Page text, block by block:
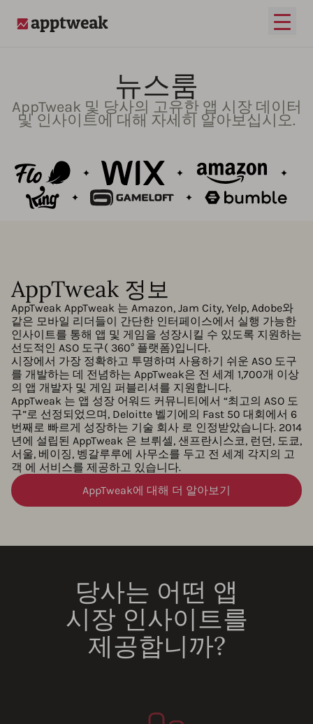
메인
뉴스룸
AppTweak 및 당사의 고유한 앱 시장 데이터
및 인사이트에 대해 자세히 알아보십시오.
AppTweak 정보
AppTweak AppTweak 는 Amazon, Jam City, Yelp, Adobe와
같은 모바일 리더들이 간단한 인터페이스에서 실행 가능한
인사이트를 통해 앱 및 게임을 성장시킬 수 있도록 지원하는
선도적인 ASO 도구( 360° 플랫폼)입니다.
시장에서 가장 정확하고 투명하며 사용하기 쉬운 ASO 도구
를 개발하는 데 전념하는 AppTweak은 전 세계 1,700개 이상
의 앱 개발자 및 게임 퍼블리셔를 지원합니다.
AppTweak 는 앱 성장 어워드 커뮤니티에서 “최고의 ASO 도
구”로 선정되었으며, Deloitte 벨기에의 Fast 50 대회에서 6
번째로 빠르게 성장하는 기술 회사 로 인정받았습니다. 2014
년에 설립된 AppTweak 은 브뤼셀, 샌프란시스코, 런던, 도쿄,
서울, 베이징, 벵갈루루에 사무소를 두고 전 세계 각지의 고
객 에 서비스를 제공하고 있습니다.
AppTweak에 대해 더 알아보기
당사는 어떤 앱
시장 인사이트를
제공합니까?